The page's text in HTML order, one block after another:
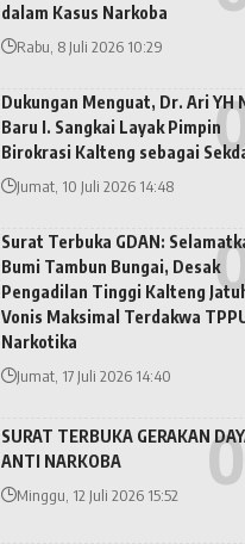
dalam Kasus Narkoba
Rabu, 8 Juli 2026 10:29
Dukungan Menguat, Dr. Ari YH
Baru I. Sangkai Layak Pimpin
Birokrasi Kalteng sebagai
Jumat, 10 Juli 2026 14:48
Surat Terbuka GDAN:
Bumi Tambun Bungai, Desak
Pengadilan Tinggi Kalteng
Vonis Maksimal Terdakwa
Narkotika
Jumat, 17 Juli 2026 14:40
SURAT TERBUKA GERAKAN
ANTI NARKOBA
Minggu, 12 Juli 2026 15:52